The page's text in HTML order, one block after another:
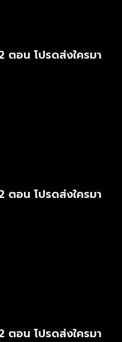
ตอน โปรดส่งใครมา
ตอน โปรดส่งใครมา
ตอน โปรดส่งใครมา